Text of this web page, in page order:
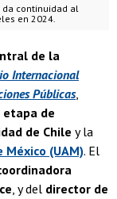
da continuidad al
en 2024.
de la
Internacional
Públicas,
etapa de
de Chile y la
(UAM). El
, y del director de